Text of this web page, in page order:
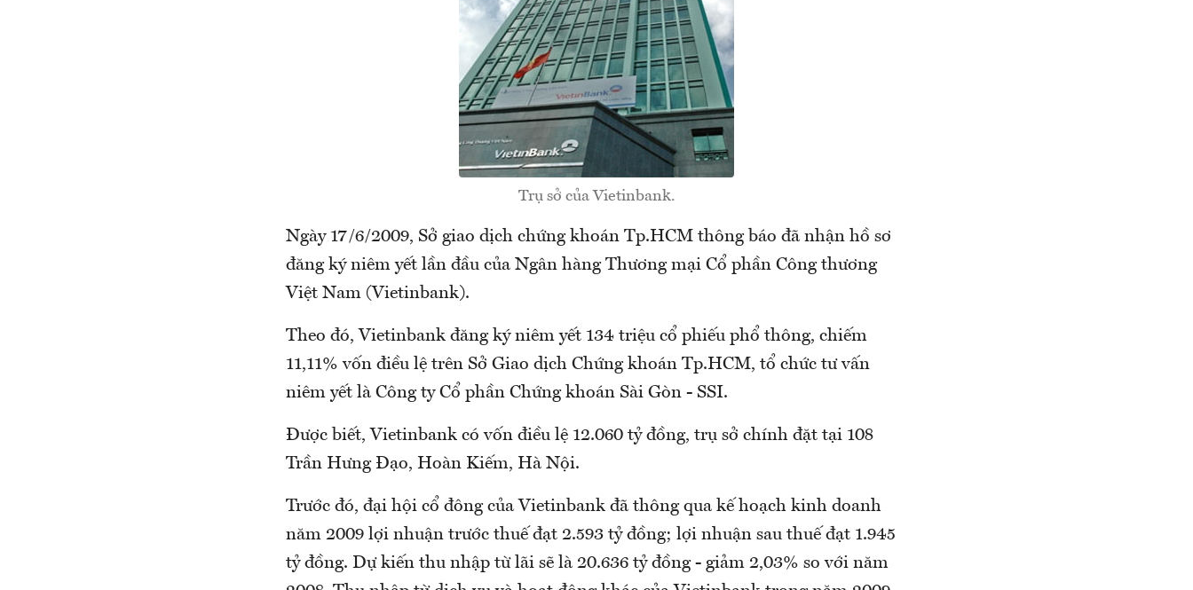
Trụ sở của Vietinbank.
Ngày 17/6/2009, Sở giao dịch chứng khoán Tp.HCM thông báo đã nhận hồ sơ
đăng ký niêm yết lần đầu của Ngân hàng Thương mại Cổ phần Công thương
Việt Nam (Vietinbank).
Theo đó, Vietinbank đăng ký niêm yết 134 triệu cổ phiếu phổ thông, chiếm
11,11% vốn điều lệ trên Sở Giao dịch Chứng khoán Tp.HCM, tổ chức tư vấn
niêm yết là Công ty Cổ phần Chứng khoán Sài Gòn - SSI.
Được biết, Vietinbank có vốn điều lệ 12.060 tỷ đồng, trụ sở chính đặt tại 108
Trần Hưng Đạo, Hoàn Kiếm, Hà Nội.
Trước đó, đại hội cổ đông của Vietinbank đã thông qua kế hoạch kinh doanh
năm 2009 lợi nhuận trước thuế đạt 2.593 tỷ đồng; lợi nhuận sau thuế đạt 1.945
tỷ đồng. Dự kiến thu nhập từ lãi sẽ là 20.636 tỷ đồng - giảm 2,03% so với năm